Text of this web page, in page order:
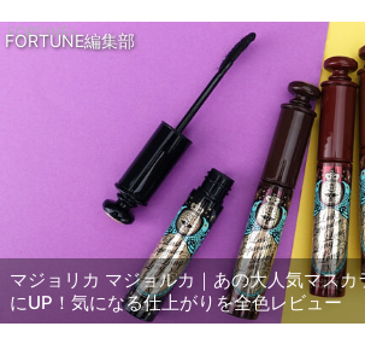
FORTUNE編集部
マジョリカ マジョルカ｜あの大人気マスカ
にUP！気になる仕上がりを全色レビュー